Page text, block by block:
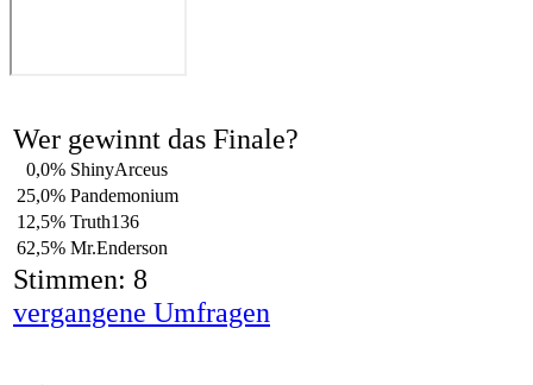
Wer gewinnt das Finale?
0,0% ShinyArceus
25,0% Pandemonium
12,5% Truth136
62,5% Mr.Enderson
Stimmen: 8
vergangene Umfragen